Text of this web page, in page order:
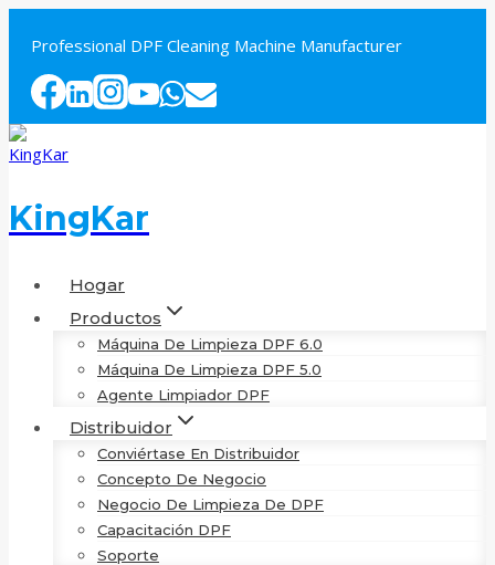
contenido
Professional DPF Cleaning Machine Manufacturer
KingKar
Hogar
Productos
Máquina De Limpieza DPF 6.0
Máquina De Limpieza DPF 5.0
Agente Limpiador DPF
Distribuidor
Conviértase En Distribuidor
Concepto De Negocio
Negocio De Limpieza De DPF
Capacitación DPF
Soporte